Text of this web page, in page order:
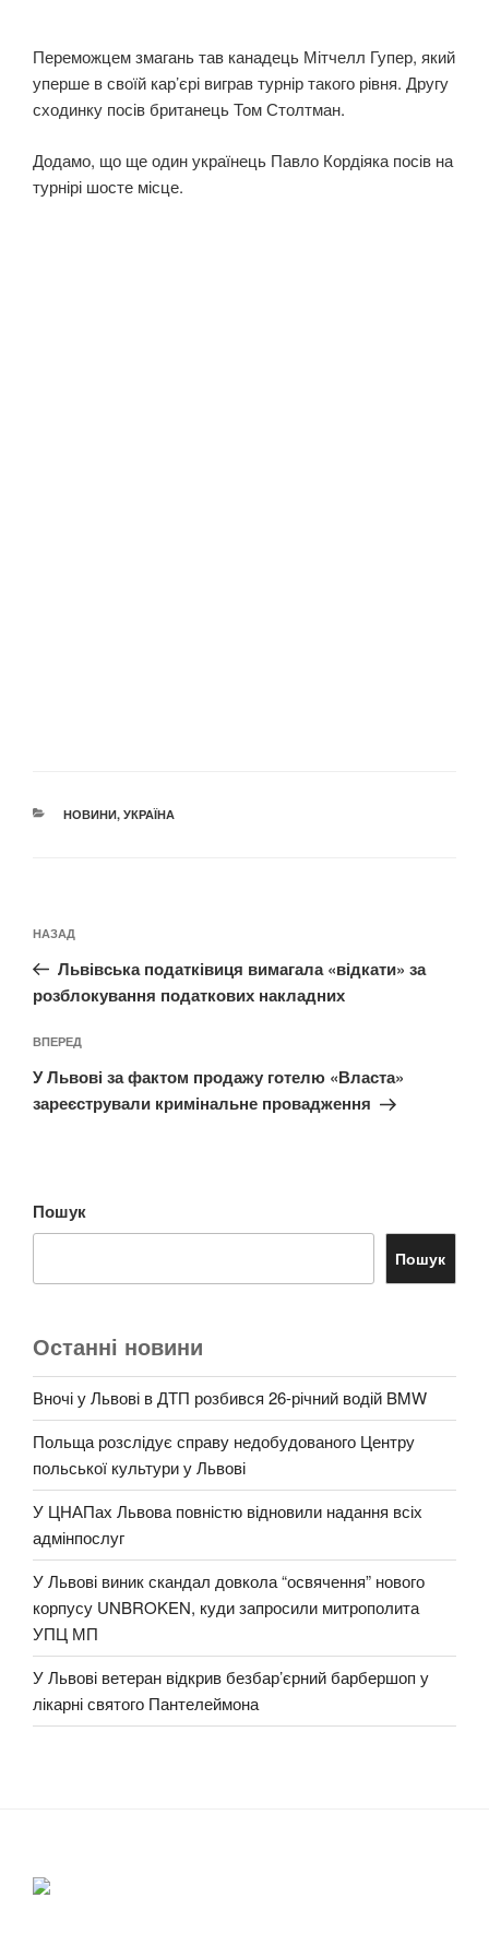
Переможцем змагань тав канадець Мітчелл Гупер, який
уперше в своїй кар’єрі виграв турнір такого рівня. Другу
сходинку посів британець Том Столтман.
Додамо, що ще один українець Павло Кордіяка посів на
турнірі шосте місце.
КАТЕГОРІЇ
НОВИНИ, УКРАЇНА
записів
Попередній
запис:
НАЗАД
Львівська податківиця вимагала «відкати» за
розблокування податкових накладних
Наступний
запис
ВПЕРЕД
У Львові за фактом продажу готелю «Власта»
зареєстрували кримінальне провадження
Пошук
Пошук
Останні новини
Вночі у Львові в ДТП розбився 26-річний водій BMW
Польща розслідує справу недобудованого Центру
польської культури у Львові
У ЦНАПах Львова повністю відновили надання всіх
адмінпослуг
У Львові виник скандал довкола “освячення” нового
корпусу UNBROKEN, куди запросили митрополита
УПЦ МП
У Львові ветеран відкрив безбар’єрний барбершоп у
лікарні святого Пантелеймона